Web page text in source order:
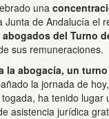
una
Junta de Andalucía el
abogados del Turno
sus remuneraciones.
la abogacía, un
la jornada de
ha tenido
asistencia jurídica